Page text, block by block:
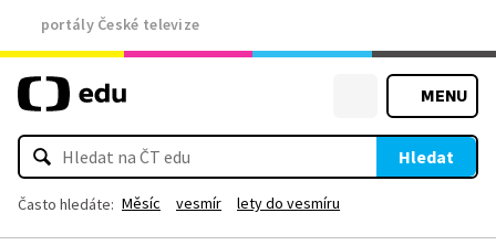
portály České televize
MENU
Hledat
Často hledáte: Měsíc vesmír lety do vesmíru